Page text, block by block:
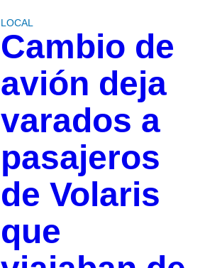
LOCAL
Cambio de
avión deja
varados a
pasajeros
de Volaris
que